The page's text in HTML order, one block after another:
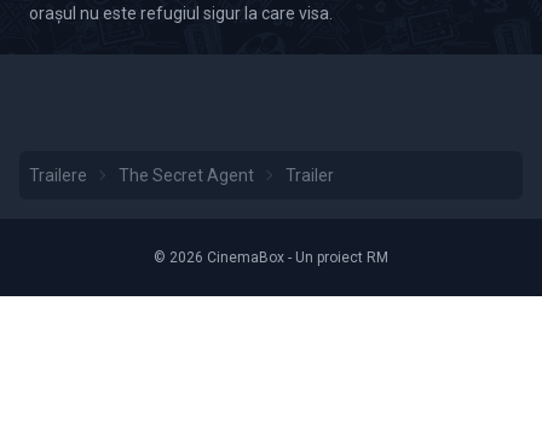
orașul nu este refugiul sigur la care visa.
Trailere The Secret Agent Trailer
© 2026 CinemaBox - Un proiect RM